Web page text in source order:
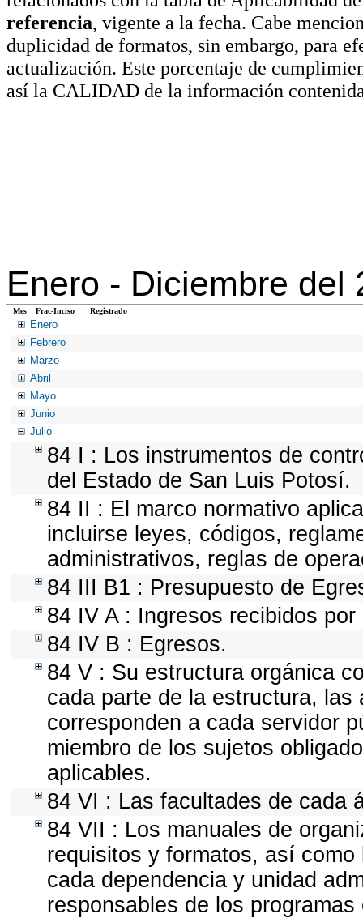
referencia, vigente a la fecha. Cabe
duplicidad de formatos, sin embargo, para
actualización. Este porcentaje de
así la CALIDAD de la información
Enero - Diciembre del
Mes Frac-Inciso Registrado
Enero
Febrero
Marzo
Abril
Mayo
Junio
Julio
84 I : Los instrumentos de
del Estado de San Luis Potosí.
84 II : El marco normativo
incluirse leyes, códigos,
administrativos, reglas de
84 III B1 : Presupuesto de
84 IV A : Ingresos recibidos
84 IV B : Egresos.
84 V : Su estructura orgánica
cada parte de la estructura,
corresponden a cada servidor
miembro de los sujetos
aplicables.
84 VI : Las facultades de cada
84 VII : Los manuales de
requisitos y formatos, así
cada dependencia y unidad
responsables de los